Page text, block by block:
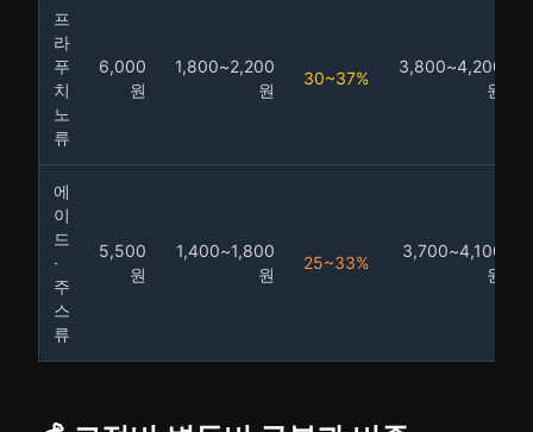
프
라
푸
치
노
류
6,000
원
1,800~2,200
원
30~37%
3,800~4,200
원
에
이
드
·
주
스
류
5,500
원
1,400~1,800
원
25~33%
3,700~4,100
원